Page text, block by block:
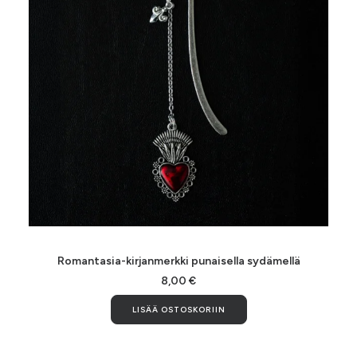
LISÄÄ OSTOSKORIIN
Romantasia-kirjanmerkki punaisella sydämellä
8,00 €
LISÄÄ OSTOSKORIIN